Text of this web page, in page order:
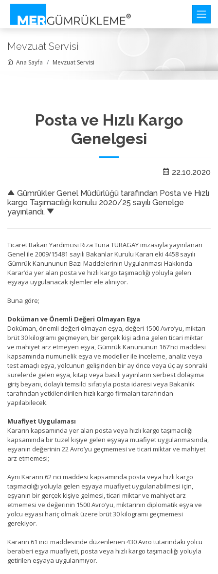
Mevzuat Servisi
Ana Sayfa Mevzuat Servisi
Posta ve Hızlı Kargo
Genelgesi
22.10.2020
Gümrükler Genel Müdürlüğü tarafından Posta ve Hızlı
kargo Taşımacılığı konulu 2020/25 sayılı Genelge
yayınlandı.
Ticaret Bakan Yardımcısı Rıza Tuna TURAGAY imzasıyla yayınlanan
Genel ile 2009/15481 sayılı Bakanlar Kurulu Kararı eki 4458 sayılı
Gümrük Kanununun Bazı Maddelerinin Uygulanması Hakkında
Karar’da yer alan posta ve hızlı kargo taşımacılığı yoluyla gelen
eşyaya uygulanacak işlemler ele alınıyor.
Buna göre;
Doküman ve Önemli Değeri Olmayan Eşya
Doküman, önemli değeri olmayan eşya, değeri 1500 Avro’yu, miktarı
brüt 30 kilogramı geçmeyen, bir gerçek kişi adına gelen ticari miktar
ve mahiyet arz etmeyen eşya, Gümrük Kanununun 167’nci maddesi
kapsamında numunelik eşya ve modeller ile inceleme, analiz veya
test amaçlı eşya, yolcunun gelişinden bir ay önce veya üç ay sonraki
sürelerde gelen eşya, kitap veya basılı yayınların serbest dolaşıma
giriş beyanı, dolaylı temsilci sıfatıyla posta idaresi veya Bakanlık
tarafından yetkilendirilen hızlı kargo firmaları tarafından
yapılabilecek.
Muafiyet Uygulaması
Kararın kapsamında yer alan posta veya hızlı kargo taşımacılığı
kapsamında bir tüzel kişiye gelen eşyaya muafiyet uygulanmasında,
eşyanın değerinin 22 Avro’yu geçmemesi ve ticari miktar ve mahiyet
arz etmemesi;
Aynı Kararın 62 nci maddesi kapsamında posta veya hızlı kargo
taşımacılığı yoluyla gelen eşyaya muafiyet uygulanabilmesi için,
eşyanın bir gerçek kişiye gelmesi, ticari miktar ve mahiyet arz
etmemesi ve değerinin 1500 Avro’yu, miktarının diplomatik eşya ve
yolcu eşyası hariç olmak üzere brüt 30 kilogramı geçmemesi
gerekiyor.
Kararın 61 inci maddesinde düzenlenen 430 Avro tutarındaki yolcu
beraberi eşya muafiyeti, posta veya hızlı kargo taşımacılığı yoluyla
getirilen eşyaya uygulanmıyor.